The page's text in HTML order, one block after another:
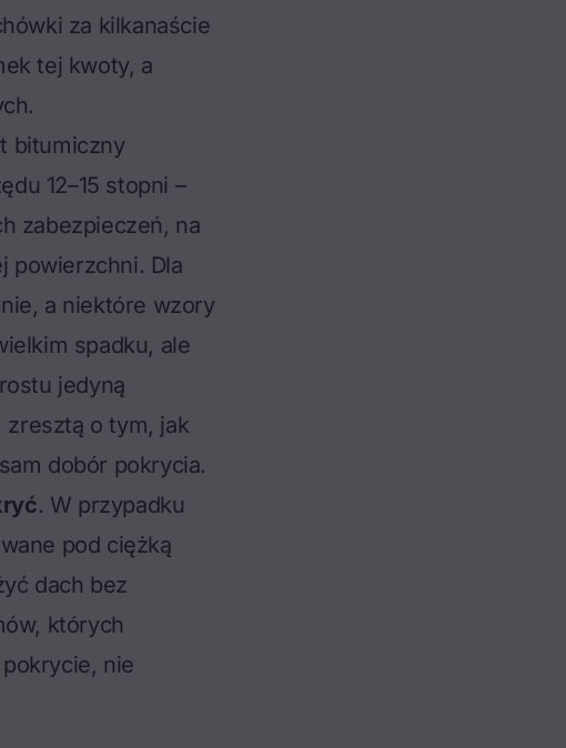
za kilkanaście
tej kwoty, a
bitumiczny
12–15 stopni –
zabezpieczeń, na
powierzchni. Dla
a niektóre wzory
spadku, ale
jedyną
zresztą o tym, jak
dobór pokrycia.
. W przypadku
pod ciężką
dach bez
których
nie